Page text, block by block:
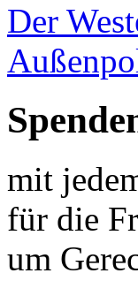
Der
mit
für die
um